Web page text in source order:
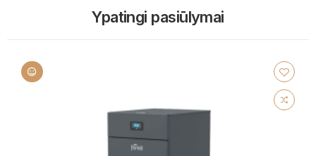
Ypatingi pasiūlymai